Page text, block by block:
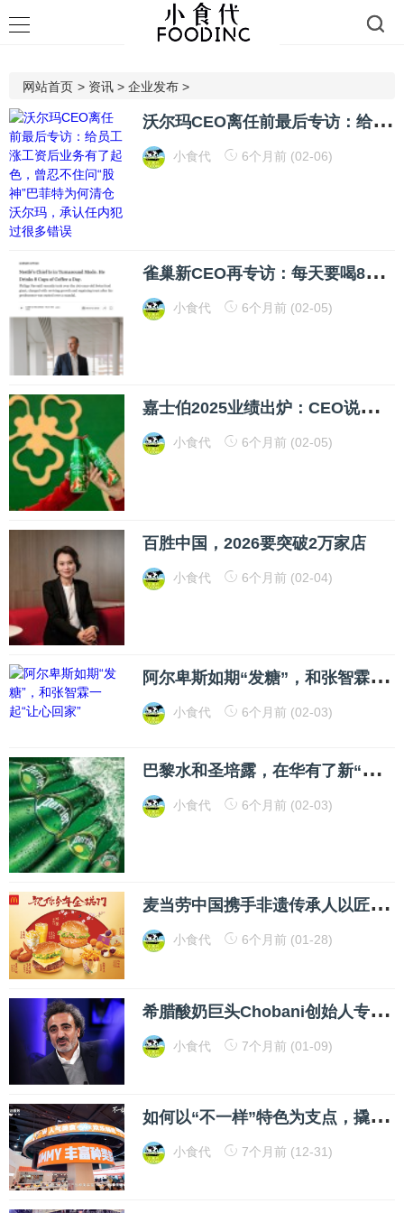
网站首页 > 资讯 > 企业发布 >
沃
尔玛CEO离任前最后专访：给员工涨工资后业务有了起色，曾忍不住问“股神”巴菲特为何清仓沃尔玛，承认任内犯过很多错误
小食代 6个月前 (02-06)
雀
巢新CEO再专访：每天要喝8杯咖啡，雀巢主要的业务就四大块，靠怀旧做决策并不明智，正在学着要更有耐心
小食代 6个月前 (02-05)
嘉
士伯2025业绩出炉：CEO说中国啤酒消费继续向非现饮渠道转移，1升大包装产品成零售渠道有力抓手，今年整体市场正趋于稳定
小食代 6个月前 (02-05)
百胜中国，2026要突破2万家店
小食代 6个月前 (02-04)
阿
尔卑斯如期“发糖”，和张智霖一起“让心回家”
小食代 6个月前 (02-03)
巴
黎水和圣培露，在华有了新“操盘手”：捷成饮料成为大陆地区总代理经销商，雀巢年收入超280亿饮用水业务在中国市场想“换档提速”
小食代 6个月前 (02-03)
麦
当劳中国携手非遗传承人以匠心灯火“祝你今年金拱门”，8款限定美味7700家餐厅主题活动，共迎马年新春
小食代 6个月前 (01-28)
希
腊酸奶巨头Chobani创始人专访：我曾意识到美国的酸奶真的非常难吃，靠卡夫废弃工厂创业起家，去年干到280亿，大力主张“反CEO之道”
小食代 7个月前 (01-09)
如
何以“不一样”特色为支点，撬动火锅品牌持续沸腾
小食代 7个月前 (12-31)